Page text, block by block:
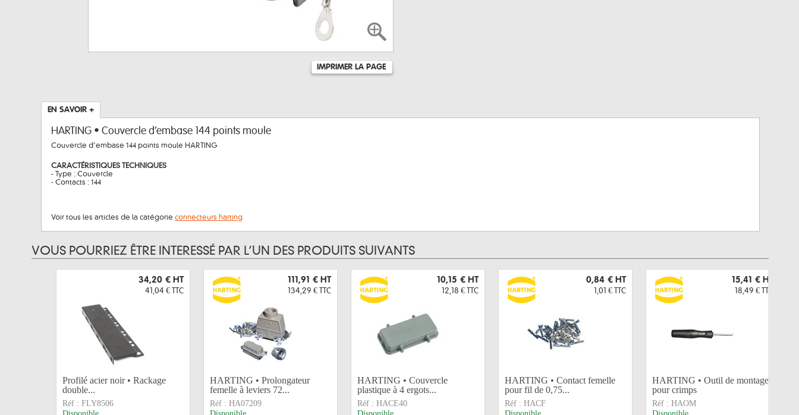
IMPRIMER LA PAGE
EN SAVOIR +
HARTING • Couvercle d’embase 144 points moule
Couvercle d’embase 144 points moule HARTING
CARACTÉRISTIQUES TECHNIQUES
- Type : Couvercle
- Contacts : 144
Voir tous les articles de la catégorie connecteurs harting
VOUS POURRIEZ ÊTRE INTERESSÉ PAR L’UN DES PRODUITS SUIVANTS
34,20 € HT
41,04 € TTC
Profilé acier noir • Rackage
double...
Réf : FLY8506
111,91 € HT
134,29 € TTC
HARTING • Prolongateur
femelle à leviers 72...
Réf : HA07209
10,15 € HT
12,18 € TTC
HARTING • Couvercle
plastique à 4 ergots...
Réf : HACE40
0,84 € HT
1,01 € TTC
HARTING • Contact femelle
pour fil de 0,75...
Réf : HACF
15,41 € HT
18,49 € TTC
HARTING • Outil de montage
pour crimps
Réf : HAOM